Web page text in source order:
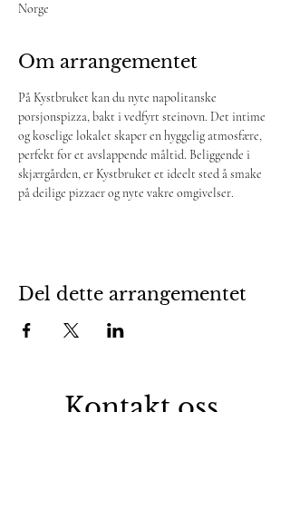
Norge
Om arrangementet
På Kystbruket kan du nyte napolitanske
porsjonspizza, bakt i vedfyrt steinovn. Det intime
og koselige lokalet skaper en hyggelig atmosfære,
perfekt for et avslappende måltid. Beliggende i
skjærgården, er Kystbruket et ideelt sted å smake
på deilige pizzaer og nyte vakre omgivelser.
Del dette arrangementet
Kontakt oss